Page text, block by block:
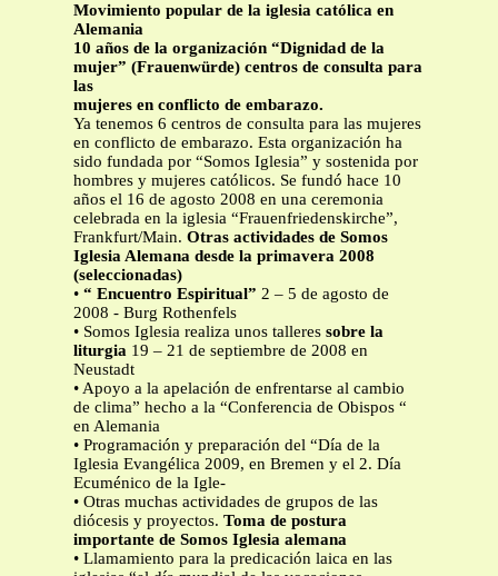
Movimiento popular de la iglesia católica en
Alemania
10 años de la organización “Dignidad de la
mujer” (Frauenwürde) centros de consulta para
las
mujeres en conflicto de embarazo.
Ya tenemos 6 centros de consulta para las mujeres
en conflicto de embarazo. Esta organización ha
sido fundada por “Somos Iglesia” y sostenida por
hombres y mujeres católicos. Se fundó hace 10
años el 16 de agosto 2008 en una ceremonia
celebrada en la iglesia “Frauenfriedenskirche”,
Frankfurt/Main. Otras actividades de Somos
Iglesia Alemana desde la primavera 2008
(seleccionadas)
• “ Encuentro Espiritual” 2 – 5 de agosto de
2008 - Burg Rothenfels
• Somos Iglesia realiza unos talleres sobre la
liturgia 19 – 21 de septiembre de 2008 en
Neustadt
• Apoyo a la apelación de enfrentarse al cambio
de clima” hecho a la “Conferencia de Obispos “
en Alemania
• Programación y preparación del “Día de la
Iglesia Evangélica 2009, en Bremen y el 2. Día
Ecuménico de la Igle-
• Otras muchas actividades de grupos de las
diócesis y proyectos. Toma de postura
importante de Somos Iglesia alemana
• Llamamiento para la predicación laica en las